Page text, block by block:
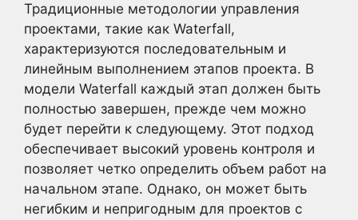
Традиционные методологии управления
проектами, такие как Waterfall,
характеризуются последовательным и
линейным выполнением этапов проекта. В
модели Waterfall каждый этап должен быть
полностью завершен, прежде чем можно
будет перейти к следующему. Этот подход
обеспечивает высокий уровень контроля и
позволяет четко определить объем работ на
начальном этапе. Однако, он может быть
негибким и непригодным для проектов с